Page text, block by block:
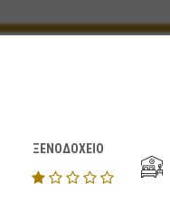
ΞΕΝΟΔΟΧΕΙΟ